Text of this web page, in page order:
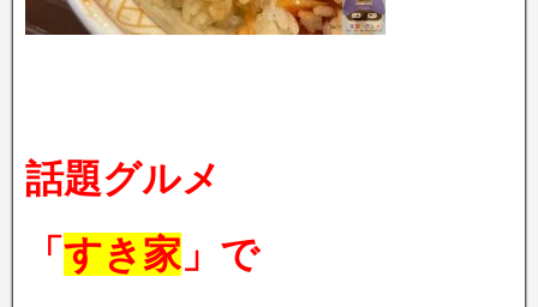
話題グルメ
「 すき家 」で